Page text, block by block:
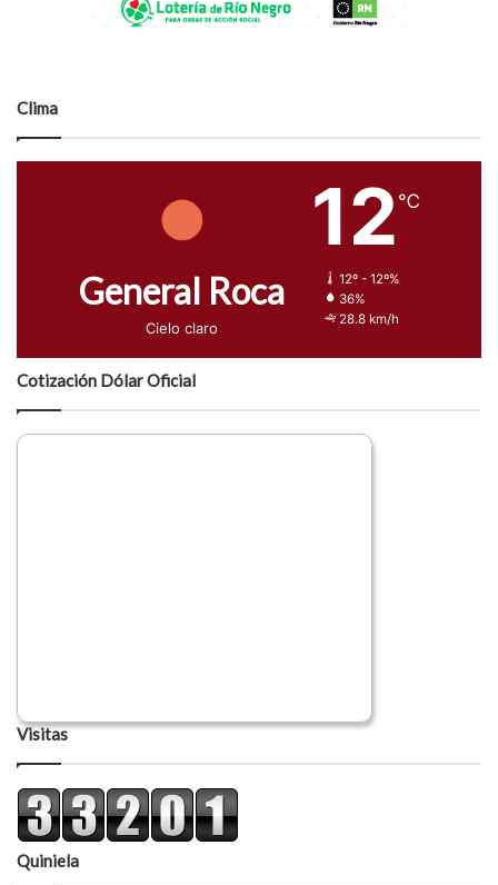
Clima
General Roca
Cielo claro
12 ℃
12º - 12º%
36%
28.8 km/h
Cotización Dólar Oficial
Visitas
Quiniela